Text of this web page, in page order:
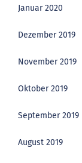
Januar 2020
Dezember 2019
November 2019
Oktober 2019
September 2019
August 2019